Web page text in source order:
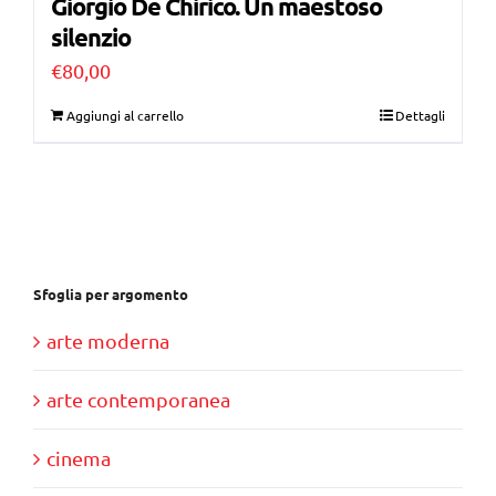
silenzio
€80,00
Aggiungi al carrello Dettagli
Sfoglia per argomento
arte moderna
arte contemporanea
cinema